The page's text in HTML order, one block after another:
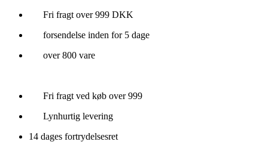
Videre
indhold
Fri fragt over 999 DKK
forsendelse inden for 5 dage
over 800 vare
Fri fragt ved køb over 999
Lynhurtig levering
14 dages fortrydelsesret